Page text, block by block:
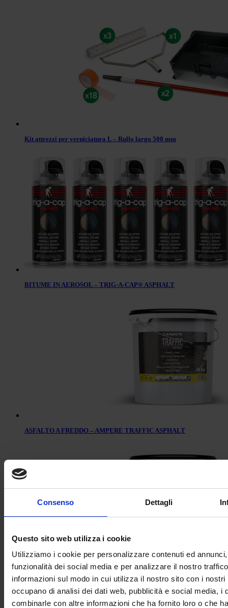
Consenso Dettagli
Questo sito web utilizza i cookie
Utilizziamo i cookie per personalizzare contenuti ed
funzionalità dei social media e per analizzare il nostro
informazioni sul modo in cui utilizza il nostro sito con i nostri
occupano di analisi dei dati web, pubblicità e social media, i
combinarle con altre informazioni che ha fornito loro o che
Kit attrezzi per verniciatura L – Rullo largo 500 mm
BITUME IN AEROSOL – TRIG-A-CAP® ASPHALT
ASFALTO A FREDDO – AMPERE TRAFFIC ASPHALT
Asfalto vegetale a freddo – Traffic Asphalt Extra